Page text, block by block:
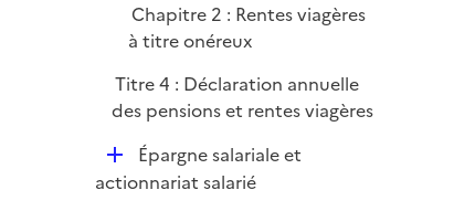
Chapitre 2 : Rentes viagères
à titre onéreux
Titre 4 : Déclaration annuelle
des pensions et rentes viagères
D
é
Épargne salariale et
actionnariat salarié